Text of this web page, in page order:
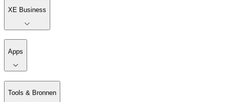
XE Business
Apps
Tools & Bronnen